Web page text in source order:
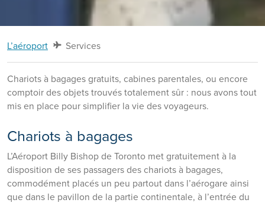
L’aéroport Services
Chariots à bagages gratuits, cabines parentales, ou encore
comptoir des objets trouvés totalement sûr : nous avons tout
mis en place pour simplifier la vie des voyageurs.
Chariots à bagages
L’Aéroport Billy Bishop de Toronto met gratuitement à la
disposition de ses passagers des chariots à bagages,
commodément placés un peu partout dans l’aérogare ainsi
que dans le pavillon de la partie continentale, à l’entrée du